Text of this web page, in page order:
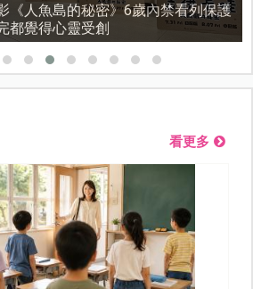
鐸獎名師陳宥妤：資優教育的核心，
孩子的心理準備度
看更多